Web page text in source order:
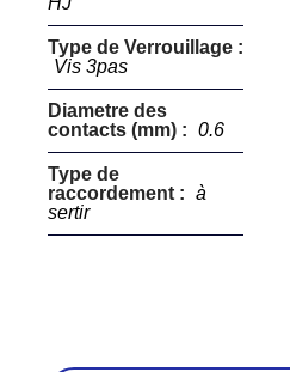
Type de Verrouillage :
Vis 3pas
Diametre des
contacts (mm) : 0.6
Type de
raccordement : à
sertir